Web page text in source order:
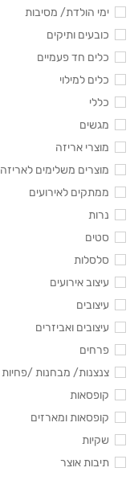
ימי הולדת/ מסיבות
כובעים ותיקים
כלים חד פעמיים
כלים למילוי
כללי
מגשים
מוצרי אריזה
מוצרים משלימים לאריזה
ממתקים לאירועים
נרות
סטים
סלסלות
עיצוב אירועים
עיצובים
עיצובים ואביזרים
פרחים
צנצנות/ מבחנות /פחיות
קופסאות
קופסאות ומארזים
שקיות
תיבות אוצר